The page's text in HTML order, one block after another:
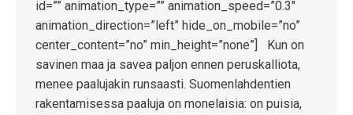
id=”” animation_type=”” animation_speed=”0.3″
animation_direction=”left” hide_on_mobile=”no”
center_content=”no” min_height=”none”] Kun on
savinen maa ja savea paljon ennen peruskalliota,
menee paalujakin runsaasti. Suomenlahdentien
rakentamisessa paaluja on monelaisia: on puisia,